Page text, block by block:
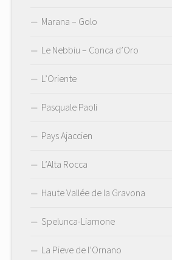
Marana – Golo
Le Nebbiu – Conca d’Oro
L’Oriente
Pasquale Paoli
Pays Ajaccien
L’Alta Rocca
Haute Vallée de la Gravona
Spelunca-Liamone
La Pieve de l’Ornano